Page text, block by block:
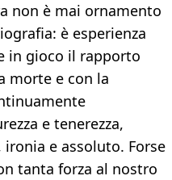
non è mai ornamento
è esperienza
in gioco il rapporto
morte e con la
e tenerezza,
e assoluto. Forse
tanta forza al nostro